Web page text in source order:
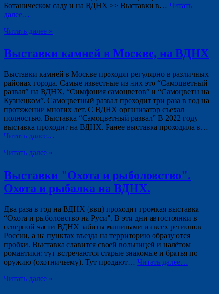
Ботаническом саду и на ВДНХ >> Выставки в… Читать
далее…
Читать далее »
Выставки камней в Москве, на ВДНХ
Выставки камней в Москве проходят регулярно в различных
районах города. Самые известные из них это “Самоцветный
развал” на ВДНХ, “Симфония самоцветов” и “Самоцветы на
Кузнецком”. Самоцветный развал проходит три раза в год на
протяжении многих лет. С ВДНХ организатор съехал
полностью. Выставка “Самоцветный развал” В 2022 году
выставка проходит на ВДНХ. Ранее выставка проходила в…
Читать далее…
Читать далее »
Выставки "Охота и рыболовство".
Охота и рыбалка на ВДНХ.
Два раза в год на ВДНХ (ввц) проходит громкая выставка
“Охота и рыболовство на Руси”. В эти дни автостоянки в
северной части ВДНХ забиты машинами из всех регионов
России, а на пунктах въезда на территорию образуются
пробки. Выставка славится своей вольницей и налётом
романтики: тут встречаются старые знакомые и братья по
оружию (охотничьему). Тут продают… Читать далее…
Читать далее »